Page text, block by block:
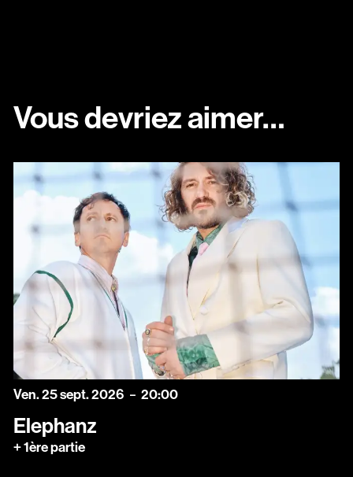
Vous devriez aimer…
vendredi
Ven.25septembre
sept.2026 20:00
Elephanz
+ 1ère partie